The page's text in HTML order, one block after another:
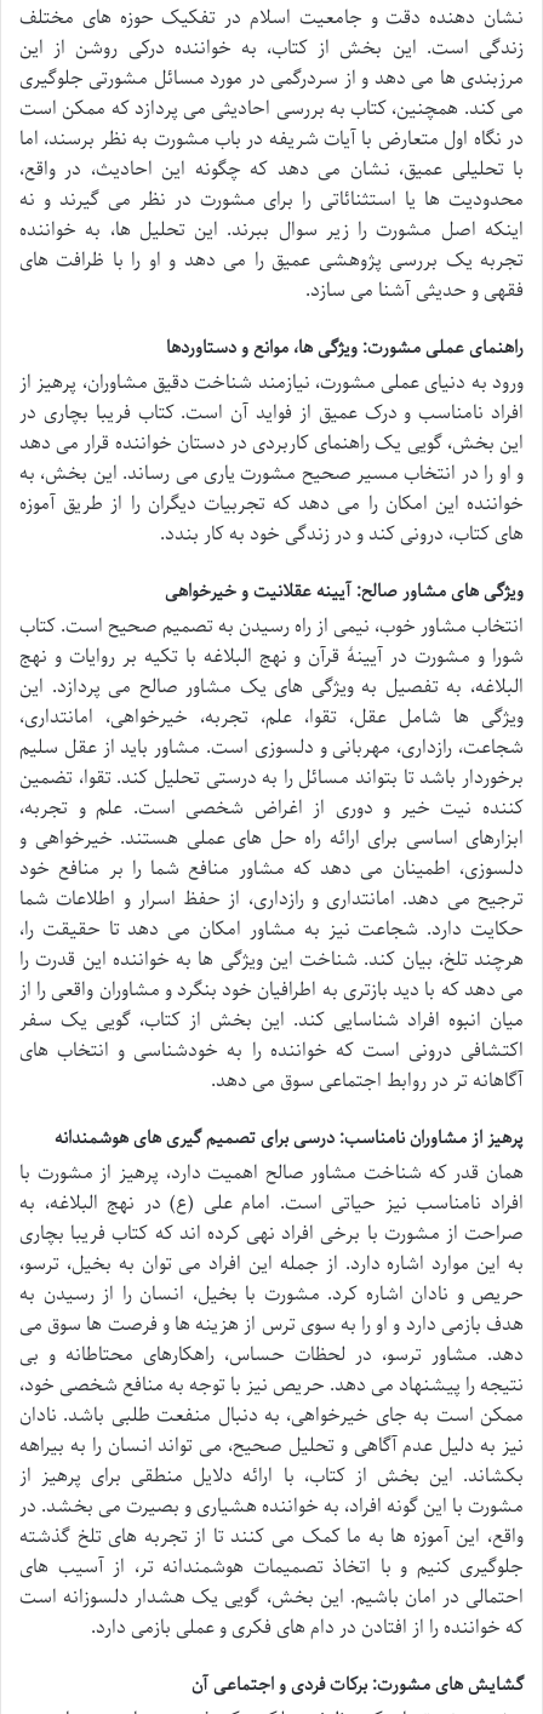
نشان دهنده دقت و جامعیت اسلام در تفکیک حوزه های مختلف
زندگی است. این بخش از کتاب، به خواننده درکی روشن از این
مرزبندی ها می دهد و از سردرگمی در مورد مسائل مشورتی جلوگیری
می کند. همچنین، کتاب به بررسی احادیثی می پردازد که ممکن است
در نگاه اول متعارض با آیات شریفه در باب مشورت به نظر برسند، اما
با تحلیلی عمیق، نشان می دهد که چگونه این احادیث، در واقع،
محدودیت ها یا استثنائاتی را برای مشورت در نظر می گیرند و نه
اینکه اصل مشورت را زیر سوال ببرند. این تحلیل ها، به خواننده
تجربه یک بررسی پژوهشی عمیق را می دهد و او را با ظرافت های
فقهی و حدیثی آشنا می سازد.
راهنمای عملی مشورت: ویژگی ها، موانع و دستاوردها
ورود به دنیای عملی مشورت، نیازمند شناخت دقیق مشاوران، پرهیز از
افراد نامناسب و درک عمیق از فواید آن است. کتاب فریبا بچاری در
این بخش، گویی یک راهنمای کاربردی در دستان خواننده قرار می دهد
و او را در انتخاب مسیر صحیح مشورت یاری می رساند. این بخش، به
خواننده این امکان را می دهد که تجربیات دیگران را از طریق آموزه
های کتاب، درونی کند و در زندگی خود به کار بندد.
ویژگی های مشاور صالح: آیینه عقلانیت و خیرخواهی
انتخاب مشاور خوب، نیمی از راه رسیدن به تصمیم صحیح است. کتاب
شورا و مشورت در آیینۀ قرآن و نهج البلاغه با تکیه بر روایات و نهج
البلاغه، به تفصیل به ویژگی های یک مشاور صالح می پردازد. این
ویژگی ها شامل عقل، تقوا، علم، تجربه، خیرخواهی، امانتداری،
شجاعت، رازداری، مهربانی و دلسوزی است. مشاور باید از عقل سلیم
برخوردار باشد تا بتواند مسائل را به درستی تحلیل کند. تقوا، تضمین
کننده نیت خیر و دوری از اغراض شخصی است. علم و تجربه،
ابزارهای اساسی برای ارائه راه حل های عملی هستند. خیرخواهی و
دلسوزی، اطمینان می دهد که مشاور منافع شما را بر منافع خود
ترجیح می دهد. امانتداری و رازداری، از حفظ اسرار و اطلاعات شما
حکایت دارد. شجاعت نیز به مشاور امکان می دهد تا حقیقت را،
هرچند تلخ، بیان کند. شناخت این ویژگی ها به خواننده این قدرت را
می دهد که با دید بازتری به اطرافیان خود بنگرد و مشاوران واقعی را از
میان انبوه افراد شناسایی کند. این بخش از کتاب، گویی یک سفر
اکتشافی درونی است که خواننده را به خودشناسی و انتخاب های
آگاهانه تر در روابط اجتماعی سوق می دهد.
پرهیز از مشاوران نامناسب: درسی برای تصمیم گیری های هوشمندانه
همان قدر که شناخت مشاور صالح اهمیت دارد، پرهیز از مشورت با
افراد نامناسب نیز حیاتی است. امام علی (ع) در نهج البلاغه، به
صراحت از مشورت با برخی افراد نهی کرده اند که کتاب فریبا بچاری
به این موارد اشاره دارد. از جمله این افراد می توان به بخیل، ترسو،
حریص و نادان اشاره کرد. مشورت با بخیل، انسان را از رسیدن به
هدف بازمی دارد و او را به سوی ترس از هزینه ها و فرصت ها سوق می
دهد. مشاور ترسو، در لحظات حساس، راهکارهای محتاطانه و بی
نتیجه را پیشنهاد می دهد. حریص نیز با توجه به منافع شخصی خود،
ممکن است به جای خیرخواهی، به دنبال منفعت طلبی باشد. نادان
نیز به دلیل عدم آگاهی و تحلیل صحیح، می تواند انسان را به بیراهه
بکشاند. این بخش از کتاب، با ارائه دلایل منطقی برای پرهیز از
مشورت با این گونه افراد، به خواننده هشیاری و بصیرت می بخشد. در
واقع، این آموزه ها به ما کمک می کنند تا از تجربه های تلخ گذشته
جلوگیری کنیم و با اتخاذ تصمیمات هوشمندانه تر، از آسیب های
احتمالی در امان باشیم. این بخش، گویی یک هشدار دلسوزانه است
که خواننده را از افتادن در دام های فکری و عملی بازمی دارد.
گشایش های مشورت: برکات فردی و اجتماعی آن